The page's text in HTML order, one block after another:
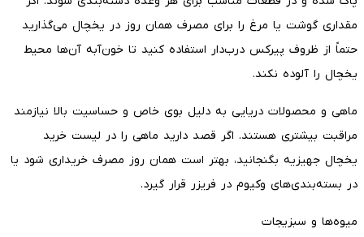
مقداری گوشت یا مرغ را برای مصرف همان روز در یخچال می‌گذارید
حتماً از ظروف پیرکس درب‌دار استفاده کنید تا خون‌آبه آن‌ها محیط
یخچال را آلوده نکند.
ماهی و محصولات دریایی به دلیل بوی خاص و حساسیت بالا نیازمند
مراقبت بیشتری هستند. اگر قصد دارید ماهی را در لیست خرید
یخچال جهیزیه بگنجانید، بهتر است همان روز مصرف خریداری شود یا
در بسته‌بندی‌های وکیوم در فریزر قرار گیرد.
میوه‌ها و سبزیجات